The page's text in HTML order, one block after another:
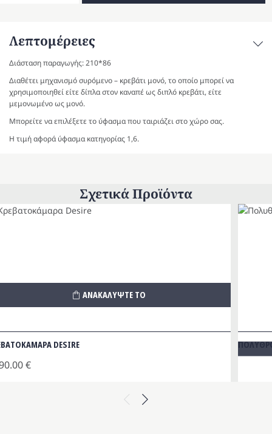
ποσότητα
Λεπτομέρειες
Διάσταση παραγωγής: 210*86
Διαθέτει μηχανισμό συρόμενο – κρεβάτι μονό, το οποίο μπορεί να
χρησιμοποιηθεί είτε δίπλα στον καναπέ ως διπλό κρεβάτι, είτε
μεμονωμένο ως μονό.
Μπορείτε να επιλέξετε το ύφασμα που ταιριάζει στο χώρο σας.
Η τιμή αφορά ύφασμα κατηγορίας 1,6.
Σχετικά Προϊόντα
Previous
DESIRE
€
ΑΝΑΚΑΛΥΨΤΕ ΤΟ
Next